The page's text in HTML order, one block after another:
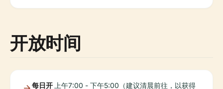
开放时间
每日开 上午7:00 - 下午5:00（建议清晨前往，以获得